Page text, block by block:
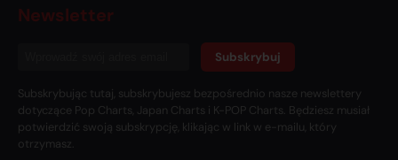
Newsletter
Subskrybuj
Subskrybując tutaj, subskrybujesz bezpośrednio nasze newslettery
dotyczące Pop Charts, Japan Charts i K-POP Charts. Będziesz musiał
potwierdzić swoją subskrypcję, klikając w link w e-mailu, który
otrzymasz.